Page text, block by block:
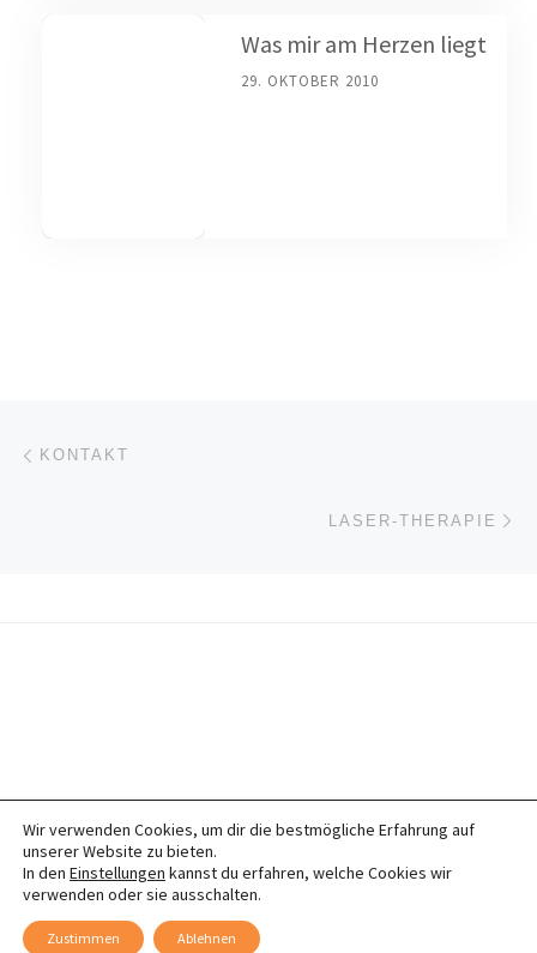
Was mir am Herzen liegt
29. OKTOBER 2010
Beitragsnavigation
KONTAKT
LASER-THERAPIE
© 2026Tierheilpraktikermobil– Alle Rechte vorbehalten
Impressum
Wir verwenden Cookies, um dir die bestmögliche Erfahrung auf
unserer Website zu bieten.
In den Einstellungen kannst du erfahren, welche Cookies wir
verwenden oder sie ausschalten.
Zustimmen Ablehnen